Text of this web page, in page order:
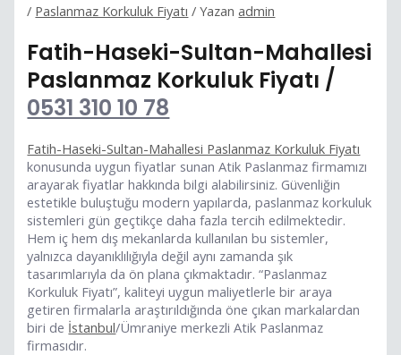
/ Paslanmaz Korkuluk Fiyatı / Yazan admin
Fatih-Haseki-Sultan-Mahallesi
Paslanmaz Korkuluk Fiyatı /
0531 310 10 78
Fatih-Haseki-Sultan-Mahallesi Paslanmaz Korkuluk Fiyatı
konusunda uygun fiyatlar sunan Atik Paslanmaz firmamızı
arayarak fiyatlar hakkında bilgi alabilirsiniz. Güvenliğin
estetikle buluştuğu modern yapılarda, paslanmaz korkuluk
sistemleri gün geçtikçe daha fazla tercih edilmektedir.
Hem iç hem dış mekanlarda kullanılan bu sistemler,
yalnızca dayanıklılığıyla değil aynı zamanda şık
tasarımlarıyla da ön plana çıkmaktadır. “Paslanmaz
Korkuluk Fiyatı”, kaliteyi uygun maliyetlerle bir araya
getiren firmalarla araştırıldığında öne çıkan markalardan
biri de İstanbul/Ümraniye merkezli Atik Paslanmaz
firmasıdır.